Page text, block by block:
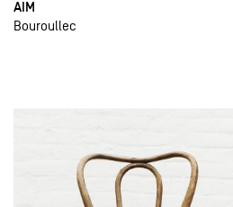
AIM
Bouroullec